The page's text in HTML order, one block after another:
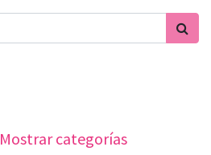
Mostrar categorías